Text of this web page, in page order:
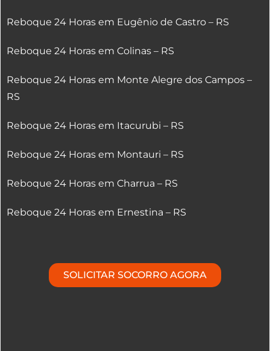
Reboque 24 Horas em Eugênio de Castro – RS
Reboque 24 Horas em Colinas – RS
Reboque 24 Horas em Monte Alegre dos Campos –
RS
Reboque 24 Horas em Itacurubi – RS
Reboque 24 Horas em Montauri – RS
Reboque 24 Horas em Charrua – RS
Reboque 24 Horas em Ernestina – RS
SOLICITAR SOCORRO AGORA